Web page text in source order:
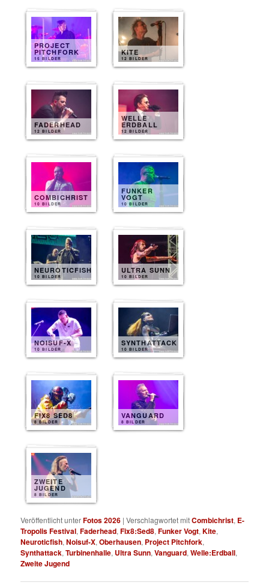
PROJECT
PITCHFORK
15 BILDER
KITE
12 BILDER
FADERHEAD
12 BILDER
WELLE
ERDBALL
12 BILDER
COMBICHRIST
10 BILDER
FUNKER
VOGT
10 BILDER
NEUROTICFISH
10 BILDER
ULTRA SUNN
10 BILDER
NOISUF-X
10 BILDER
SYNTHATTACK
10 BILDER
FIX8 SED8
8 BILDER
VANGUARD
8 BILDER
ZWEITE
JUGEND
8 BILDER
Veröffentlicht unterFotos 2026 |Verschlagwortet mitCombichrist, E-
Tropolis Festival,Faderhead,Fix8:Sed8,Funker Vogt,Kite,
Neuroticfish,Noisuf-X,Oberhausen, Project Pitchfork,
Synthattack,Turbinenhalle, Ultra Sunn,Vanguard,Welle:Erdball,
Zweite Jugend